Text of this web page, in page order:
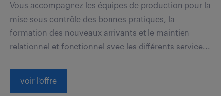
Vous accompagnez les équipes de production pour la
mise sous contrôle des bonnes pratiques, la
formation des nouveaux arrivants et le maintien
relationnel et fonctionnel avec les différents service...
voir l'offre